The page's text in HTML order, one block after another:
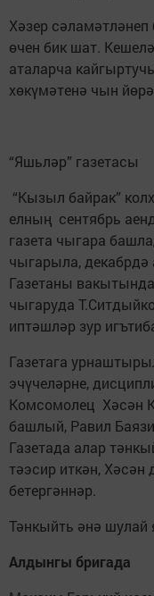
Хәзер
өчен бик шат.
аталарча
хөкүмәтенә чын
“Яшьләр” газетасы
“Кызыл байрак”
елның сентябрь
газета чыгара
чыгарыла,
Газетаны
чыгаруда
иптәшләр зур
Газетага
эчүчеләрне,
Комсомолец Хәсән
башлый, Равил
Газетада алар
тәэсир иткән, Хәсән
бетергәннәр.
Тәнкыйть әнә шулай
Алдынгы бригада